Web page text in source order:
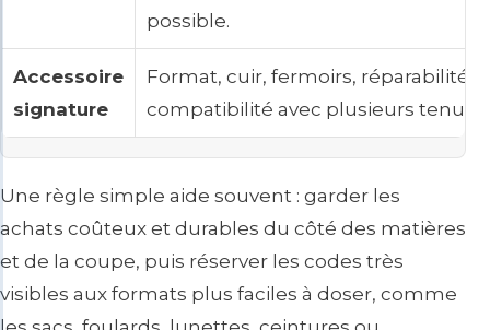
possible.
Accessoire
signature
Format, cuir, fermoirs, réparabilité,
compatibilité avec plusieurs tenues.
Une règle simple aide souvent : garder les
achats coûteux et durables du côté des matières
et de la coupe, puis réserver les codes très
visibles aux formats plus faciles à doser, comme